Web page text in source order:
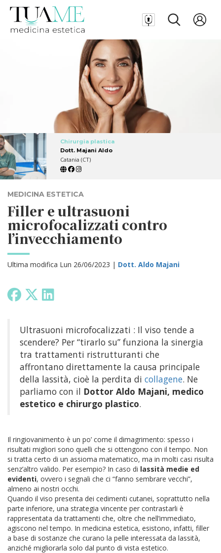
Chirurgia plastica
Dott. Majani Aldo
Catania (CT)
MEDICINA ESTETICA
Filler e ultrasuoni
microfocalizzati contro
l’invecchiamento
Ultima modifica Lun 26/06/2023 | Dott. Aldo Majani
Ultrasuoni microfocalizzati : Il viso tende a
scendere? Per “tirarlo su” funziona la sinergia
tra trattamenti ristrutturanti che
affrontano direttamente la causa principale
della lassità, cioè la perdita di collagene. Ne
parliamo con il Dottor Aldo Majani, medico
estetico e chirurgo plastico.
Il ringiovanimento è un po’ come il dimagrimento: spesso i
risultati migliori sono quelli che si ottengono con il tempo. Non
si tratta certo di un assioma matematico, ma in molti casi risulta
senz’altro valido. Per esempio? In caso di lassità medie ed
evidenti, ovvero i segnali che ci “fanno sembrare vecchi”,
almeno ai nostri occhi.
Quando il viso presenta dei cedimenti cutanei, soprattutto nella
parte inferiore, una strategia vincente per contrastarli è
rappresentata da trattamenti che, oltre che nell’immediato,
agiscono nel tempo. In medicina estetica, esistono, infatti, filler
a base di sostanze che curano la pelle interessata da lassità,
anziché migliorarla solo dal punto di vista estetico.